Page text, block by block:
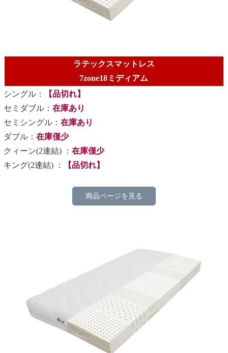
ラテックスマットレス
7zone18ミディアム
シングル：
【品切れ】
セミダブル： 在庫あり
セミシングル： 在庫あり
ダブル： 在庫僅少
クィーン(2連結) ： 在庫僅少
キング(2連結) ：
【品切れ】
商品ページを見る